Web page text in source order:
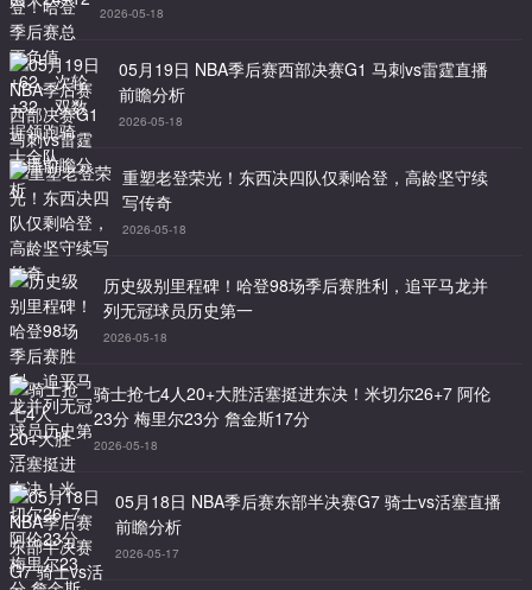
2026-05-18
05月19日 NBA季后赛西部决赛G1 马刺vs雷霆直播
前瞻分析
2026-05-18
重塑老登荣光！东西决四队仅剩哈登，高龄坚守续
写传奇
2026-05-18
历史级别里程碑！哈登98场季后赛胜利，追平马龙并
列无冠球员历史第一
2026-05-18
骑士抢七4人20+大胜活塞挺进东决！米切尔26+7 阿伦
23分 梅里尔23分 詹金斯17分
2026-05-18
05月18日 NBA季后赛东部半决赛G7 骑士vs活塞直播
前瞻分析
2026-05-17